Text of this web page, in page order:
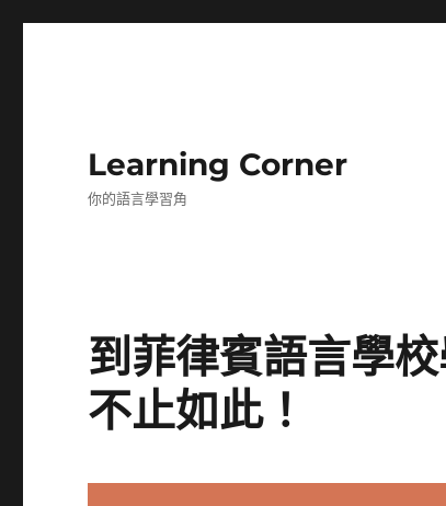
Learning Corner
你的語言學習角
到菲律賓語言學
不止如此！